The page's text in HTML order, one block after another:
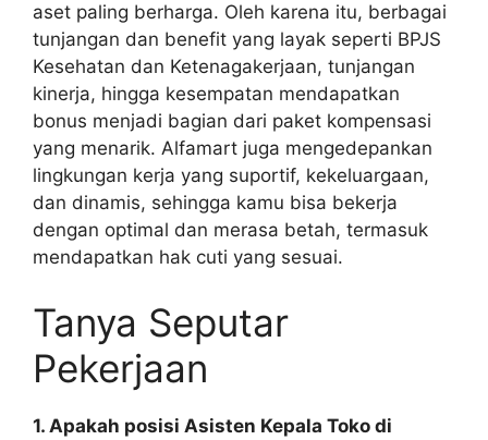
aset paling berharga. Oleh karena itu, berbagai
tunjangan dan benefit yang layak seperti BPJS
Kesehatan dan Ketenagakerjaan, tunjangan
kinerja, hingga kesempatan mendapatkan
bonus menjadi bagian dari paket kompensasi
yang menarik. Alfamart juga mengedepankan
lingkungan kerja yang suportif, kekeluargaan,
dan dinamis, sehingga kamu bisa bekerja
dengan optimal dan merasa betah, termasuk
mendapatkan hak cuti yang sesuai.
Tanya Seputar
Pekerjaan
1. Apakah posisi Asisten Kepala Toko di